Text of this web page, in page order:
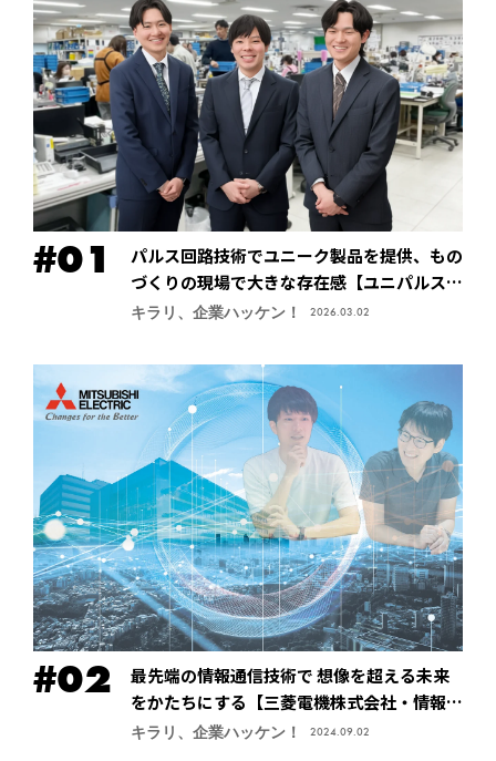
パルス回路技術でユニーク製品を提供、もの
づくりの現場で大きな存在感【ユニパルス株
式会社】
キラリ、企業ハッケン！ 2026.03.02
最先端の情報通信技術で 想像を超える未来
をかたちにする【三菱電機株式会社・情報技
術総合研究所】
キラリ、企業ハッケン！ 2024.09.02